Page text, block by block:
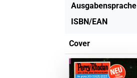
Ausgabensprache
ISBN/EAN
Cover